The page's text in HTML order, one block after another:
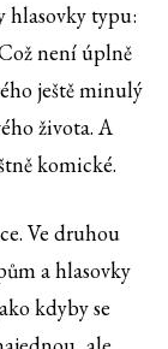
hlasovky typu:
není úplně
ještě minulý
života. A
komické.
Ve druhou
a hlasovky
kdyby se